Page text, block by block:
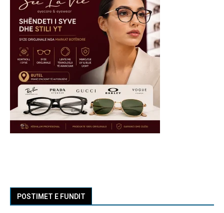
POSTIMET E FUNDIT